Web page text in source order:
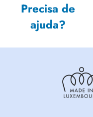
Precisa de
ajuda?